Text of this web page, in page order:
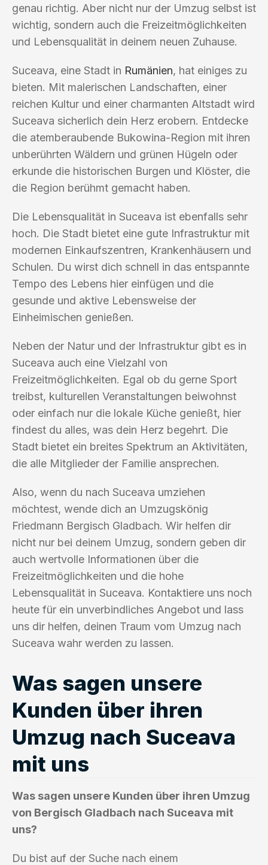
genau richtig. Aber nicht nur der Umzug selbst ist
wichtig, sondern auch die Freizeitmöglichkeiten
und Lebensqualität in deinem neuen Zuhause.
Suceava, eine Stadt in Rumänien, hat einiges zu
bieten. Mit malerischen Landschaften, einer
reichen Kultur und einer charmanten Altstadt wird
Suceava sicherlich dein Herz erobern. Entdecke
die atemberaubende Bukowina-Region mit ihren
unberührten Wäldern und grünen Hügeln oder
erkunde die historischen Burgen und Klöster, die
die Region berühmt gemacht haben.
Die Lebensqualität in Suceava ist ebenfalls sehr
hoch. Die Stadt bietet eine gute Infrastruktur mit
modernen Einkaufszentren, Krankenhäusern und
Schulen. Du wirst dich schnell in das entspannte
Tempo des Lebens hier einfügen und die
gesunde und aktive Lebensweise der
Einheimischen genießen.
Neben der Natur und der Infrastruktur gibt es in
Suceava auch eine Vielzahl von
Freizeitmöglichkeiten. Egal ob du gerne Sport
treibst, kulturellen Veranstaltungen beiwohnst
oder einfach nur die lokale Küche genießt, hier
findest du alles, was dein Herz begehrt. Die
Stadt bietet ein breites Spektrum an Aktivitäten,
die alle Mitglieder der Familie ansprechen.
Also, wenn du nach Suceava umziehen
möchtest, wende dich an Umzugskönig
Friedmann Bergisch Gladbach. Wir helfen dir
nicht nur bei deinem Umzug, sondern geben dir
auch wertvolle Informationen über die
Freizeitmöglichkeiten und die hohe
Lebensqualität in Suceava. Kontaktiere uns noch
heute für ein unverbindliches Angebot und lass
uns dir helfen, deinen Traum vom Umzug nach
Suceava wahr werden zu lassen.
Was sagen unsere
Kunden über ihren
Umzug nach Suceava
mit uns
Was sagen unsere Kunden über ihren Umzug
von Bergisch Gladbach nach Suceava mit
uns?
Du bist auf der Suche nach einem